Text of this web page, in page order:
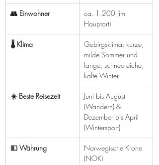
👥 Einwohner
ca. 1.200 (im
Hauptort)
🌡️ Klima
Gebirgsklima; kurze,
milde Sommer und
lange, schneereiche,
kalte Winter
☀️ Beste Reisezeit
Juni bis August
(Wandern) &
Dezember bis April
(Wintersport)
💵 Währung
Norwegische Krone
(NOK)